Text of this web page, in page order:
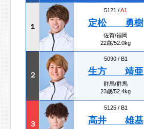
１
5121 /A1
定松 勇樹
佐賀/福岡
22歳/52.0kg
２
5090 / B1
生方 靖亜
群馬/群馬
23歳/52.4kg
３
5125 / B1
高井 雄基